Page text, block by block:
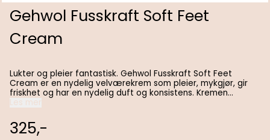
Gehwol Fusskraft Soft Feet
Cream
Lukter og pleier fantastisk. Gehwol Fusskraft Soft Feet
Cream er en nydelig velværekrem som pleier, mykgjør, gir
friskhet og har en nydelig duft og konsistens. Kremen
inneholder vitaminrik avokadoolje og andre verdifulle
naturlige beskyttelse. I kombinasjon med karbamid, binder
hyaluronsyre fuktigheten i de dypere lag av huden og
Les mer
325,-